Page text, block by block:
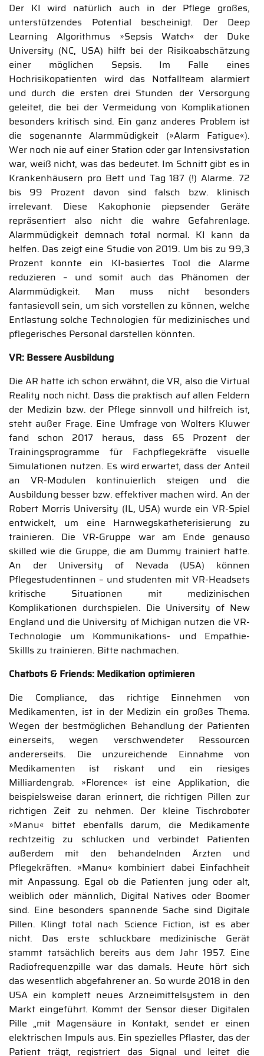
Der KI wird natürlich auch in der Pflege großes,
unterstützendes Potential bescheinigt. Der Deep
Learning Algorithmus »Sepsis Watch« der Duke
University (NC, USA) hilft bei der Risikoabschätzung
einer möglichen Sepsis. Im Falle eines
Hochrisikopatienten wird das Notfallteam alarmiert
und durch die ersten drei Stunden der Versorgung
geleitet, die bei der Vermeidung von Komplikationen
besonders kritisch sind. Ein ganz anderes Problem ist
die sogenannte Alarmmüdigkeit (»Alarm Fatigue«).
Wer noch nie auf einer Station oder gar Intensivstation
war, weiß nicht, was das bedeutet. Im Schnitt gibt es in
Krankenhäusern pro Bett und Tag 187 (!) Alarme. 72
bis 99 Prozent davon sind falsch bzw. klinisch
irrelevant. Diese Kakophonie piepsender Geräte
repräsentiert also nicht die wahre Gefahrenlage.
Alarmmüdigkeit demnach total normal. KI kann da
helfen. Das zeigt eine Studie von 2019. Um bis zu 99,3
Prozent konnte ein KI-basiertes Tool die Alarme
reduzieren – und somit auch das Phänomen der
Alarmmüdigkeit. Man muss nicht besonders
fantasievoll sein, um sich vorstellen zu können, welche
Entlastung solche Technologien für medizinisches und
pflegerisches Personal darstellen könnten.
VR: Bessere Ausbildung
Die AR hatte ich schon erwähnt, die VR, also die Virtual
Reality noch nicht. Dass die praktisch auf allen Feldern
der Medizin bzw. der Pflege sinnvoll und hilfreich ist,
steht außer Frage. Eine Umfrage von Wolters Kluwer
fand schon 2017 heraus, dass 65 Prozent der
Trainingsprogramme für Fachpflegekräfte visuelle
Simulationen nutzen. Es wird erwartet, dass der Anteil
an VR-Modulen kontinuierlich steigen und die
Ausbildung besser bzw. effektiver machen wird. An der
Robert Morris University (IL, USA) wurde ein VR-Spiel
entwickelt, um eine Harnwegskatheterisierung zu
trainieren. Die VR-Gruppe war am Ende genauso
skilled wie die Gruppe, die am Dummy trainiert hatte.
An der University of Nevada (USA) können
Pflegestudentinnen – und studenten mit VR-Headsets
kritische Situationen mit medizinischen
Komplikationen durchspielen. Die University of New
England und die University of Michigan nutzen die VR-
Technologie um Kommunikations- und Empathie-
Skillls zu trainieren. Bitte nachmachen.
Chatbots & Friends: Medikation optimieren
Die Compliance, das richtige Einnehmen von
Medikamenten, ist in der Medizin ein großes Thema.
Wegen der bestmöglichen Behandlung der Patienten
einerseits, wegen verschwendeter Ressourcen
andererseits. Die unzureichende Einnahme von
Medikamenten ist riskant und ein riesiges
Milliardengrab. »Florence« ist eine Applikation, die
beispielsweise daran erinnert, die richtigen Pillen zur
richtigen Zeit zu nehmen. Der kleine Tischroboter
»Manu« bittet ebenfalls darum, die Medikamente
rechtzeitig zu schlucken und verbindet Patienten
außerdem mit den behandelnden Ärzten und
Pflegekräften. »Manu« kombiniert dabei Einfachheit
mit Anpassung. Egal ob die Patienten jung oder alt,
weiblich oder männlich, Digital Natives oder Boomer
sind. Eine besonders spannende Sache sind Digitale
Pillen. Klingt total nach Science Fiction, ist es aber
nicht. Das erste schluckbare medizinische Gerät
stammt tatsächlich bereits aus dem Jahr 1957. Eine
Radiofrequenzpille war das damals. Heute hört sich
das wesentlich abgefahrener an. So wurde 2018 in den
USA ein komplett neues Arzneimittelsystem in den
Markt eingeführt. Kommt der Sensor dieser Digitalen
Pille „mit Magensäure in Kontakt, sendet er einen
elektrischen Impuls aus. Ein spezielles Pflaster, das der
Patient trägt, registriert das Signal und leitet die